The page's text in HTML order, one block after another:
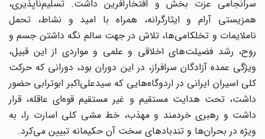
سرانجامی عزت بخش و افتخار‌آفرین داشت. تسلیم‌ناپذیری،
همزیستی آرام و ایثارگرانه، همراه با امید و نشاط، تحمل
ناملایمات و تخلکامی‌ها، تلاش در جهت سالم نگه داشتن جسم و
روح، رشد فضیلت‌های اخلاقی و علمی و مواردی از این قبیل،
ویژگی عمده آزادگان سرافراز، در این دوران بود، دورانی که حرکت
کلی اسیران ایرانی در اردوگاه‌هایی که سیدعلی‌اکبر ابوترابی حضور
داشت، تحت هدایت مستقیم و غیر مستقیم قوه‌ای عاقله، قرار
داشت و رهبری خردمند و مهذب، خط مشی کلی اسارت را، به
ویژه در بحران‌ها و تندبادهای سخت آن حکیمانه تبیین می‌کرد.